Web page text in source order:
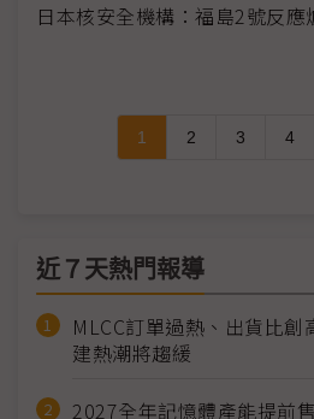
日本核安全機構：福島2號反
1 2 3 4
近７天熱門報導
MLCC訂單過熱、出貨比
建熱潮將趨緩
2027全年記憶體產能提前